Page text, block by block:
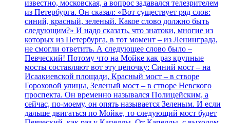
известно, московская, а вопрос задавался телезрителем
из Петербурга. Он сказал: «Вот существует ряд слов:
синий, красный, зеленый. Какое слово должно быть
следующим?» И надо сказать, что знатоки, многие из
которых из Петербурга, в тот момент – из Ленинграда,
не смогли ответить. А следующее слово было –
Певческий! Потому что на Мойке как раз крупные
мосты составляют вот эту цепочку: Синий мост – на
Исаакиевской площади, Красный мост – в створе
Гороховой улицы, Зеленый мост – в створе Невского
проспекта. Он временно назывался Полицейским, а
сейчас, по-моему, он опять называется Зеленым. И если
дальше двигаться по Мойке, то следующий мост будет